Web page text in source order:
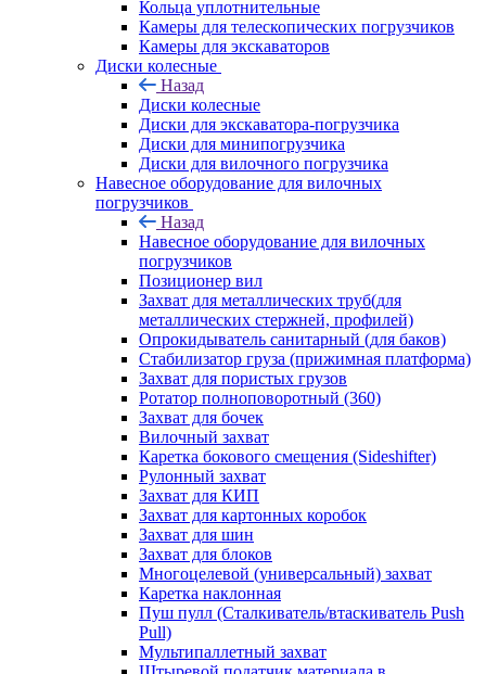
Кольца уплотнительные
Камеры для телескопических погрузчиков
Камеры для экскаваторов
Диски колесные
Назад
Диски колесные
Диски для экскаватора-погрузчика
Диски для минипогрузчика
Диски для вилочного погрузчика
Навесное оборудование для вилочных
погрузчиков
Назад
Навесное оборудование для вилочных
погрузчиков
Позиционер вил
Захват для металлических труб(для
металлических стержней, профилей)
Опрокидыватель санитарный (для баков)
Стабилизатор груза (прижимная платформа)
Захват для пористых грузов
Ротатор полноповоротный (360)
Захват для бочек
Вилочный захват
Каретка бокового смещения (Sideshifter)
Рулонный захват
Захват для КИП
Захват для картонных коробок
Захват для шин
Захват для блоков
Многоцелевой (универсальный) захват
Каретка наклонная
Пуш пулл (Сталкиватель/втаскиватель Push
Pull)
Мультипаллетный захват